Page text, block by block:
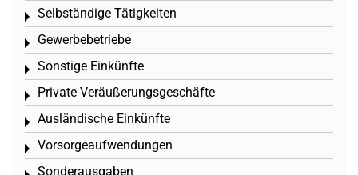
Selbständige Tätigkeiten
Toggle menu
Gewerbebetriebe
Toggle menu
Sonstige Einkünfte
Toggle menu
Private Veräußerungsgeschäfte
Toggle menu
Ausländische Einkünfte
Toggle menu
Vorsorgeaufwendungen
Toggle menu
Sonderausgaben